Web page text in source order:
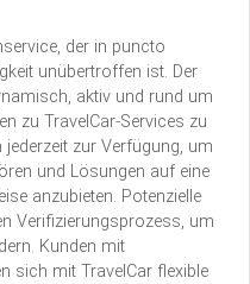
der in puncto
unübertroffen ist. Der
aktiv und rund um
zu TravelCar-Services zu
zur Verfügung, um
und Lösungen auf eine
anzubieten. Potenzielle
Verifizierungsprozess, um
Kunden mit
sich mit TravelCar flexible